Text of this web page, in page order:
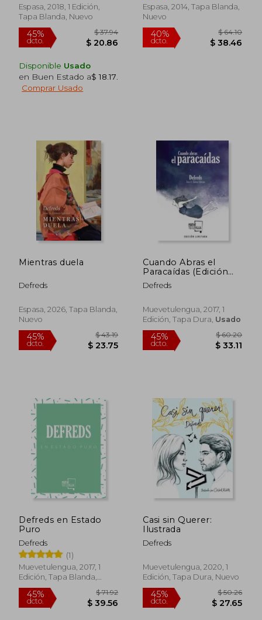
40%
dcto.
$ 59.54 45%
dcto.
$
Espasa, 2018, 1 Edición,
Tapa Blanda, Nuevo
Disponible Usado
en Buen Estado a$ 18.17
Comprar Usado
Espasa, 2014, Tapa Blanda,
Nuevo
Mientras duela
Defreds
Espasa, 2026, Tapa Blanda,
Nuevo
Cuando Abras el
Paracaídas (Edición
Especial Limitada)
Defreds
Muevetulengua, 2017, 1
Edición, Tapa Dura, Usado
Defreds en Estado
Puro
Defreds
(1)
Muevetulengua, 2017, 1
Edición, Tapa Blanda,
Nuevo
Casi sin Querer:
Ilustrada
Defreds
Muevetulengua, 2020, 1
Edición, Tapa Dura, Nuevo